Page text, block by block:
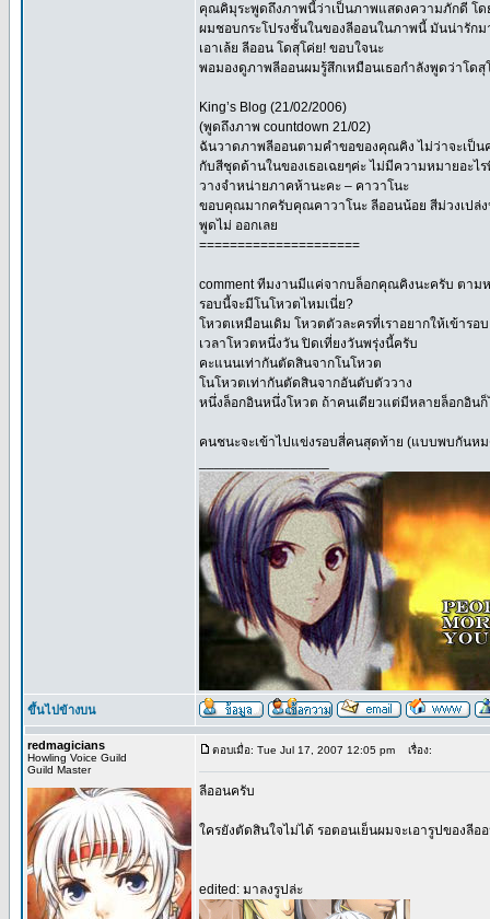
คุณคิมุระพูดถึงภาพนี้ว่าเป็นภาพแสดงความภักดี โ
ผมชอบกระโปรงชั้นในของลีออนในภาพนี้ มันน่ารัก
เอาเล้ย ลีออน โดสุโค่ย! ขอบใจนะ
พอมองดูภาพลีออนผมรู้สึกเหมือนเธอกำลังพูดว่าโดสุ
King’s Blog (21/02/2006)
(พูดถึงภาพ countdown 21/02)
ฉันวาดภาพลีออนตามคำขอของคุณคิง ไม่ว่าจะเป็น
กับสีชุดด้านในของเธอเฉยๆค่ะ ไม่มีความหมายอะไ
วางจำหน่ายภาคห้านะคะ – คาวาโนะ
ขอบคุณมากครับคุณคาวาโนะ ลีออนน้อย สีม่วงเปล่
พูดไม่ ออกเลย
=====================
comment ทีมงานมีแค่จากบล็อกคุณคิงนะครับ ตาม
รอบนี้จะมีโนโหวตไหมเนี่ย?
โหวตเหมือนเดิม โหวตตัวละครที่เราอยากให้เข้ารอบ
เวลาโหวตหนึ่งวัน ปิดเที่ยงวันพรุ่งนี้ครับ
คะแนนเท่ากันตัดสินจากโนโหวต
โนโหวตเท่ากันตัดสินจากอันดับตัววาง
หนึ่งล็อกอินหนึ่งโหวต ถ้าคนเดียวแต่มีหลายล็อกอิ
คนชนะจะเข้าไปแข่งรอบสี่คนสุดท้าย (แบบพบกันห
ขึ้นไปข้างบน
redmagicians
Howling Voice Guild
Guild Master
ตอบเมื่อ: Tue Jul 17, 2007 12:05 pm เรื่อง:
ลีออนครับ
ใครยังตัดสินใจไม่ได้ รอตอนเย็นผมจะเอารูปของลี
edited: มาลงรูปล่ะ